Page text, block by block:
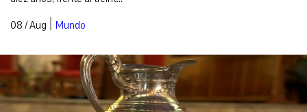
08 / Aug | Mundo